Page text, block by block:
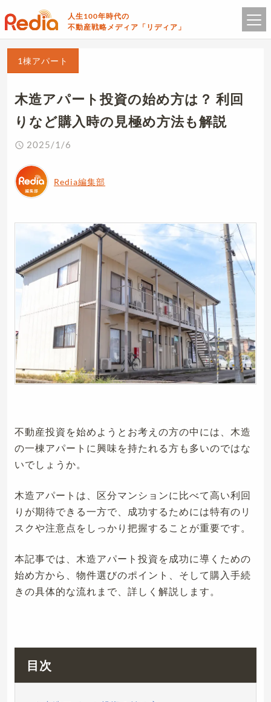
人生100年時代の
不動産戦略メディア「リディア」
1棟アパート
木造アパート投資の始め方は？ 利回
りなど購入時の見極め方法も解説
2025/1/6
Redia編集部
不動産投資を始めようとお考えの方の中には、木造
の一棟アパートに興味を持たれる方も多いのではな
いでしょうか。
木造アパートは、区分マンションに比べて高い利回
りが期待できる一方で、成功するためには特有のリ
スクや注意点をしっかり把握することが重要です。
本記事では、木造アパート投資を成功に導くための
始め方から、物件選びのポイント、そして購入手続
きの具体的な流れまで、詳しく解説します。
目次